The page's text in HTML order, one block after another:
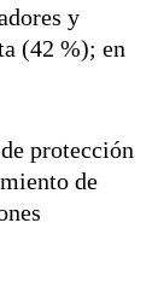
y
(42 %); en
protección
de